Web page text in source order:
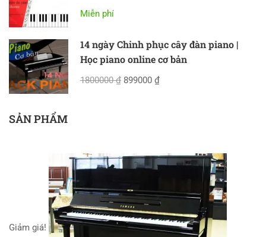
Miễn phí
14 ngày Chinh phục cây đàn piano |
Học piano online cơ bản
1800000 ₫ 899000 ₫
SẢN PHẨM
Giảm giá!